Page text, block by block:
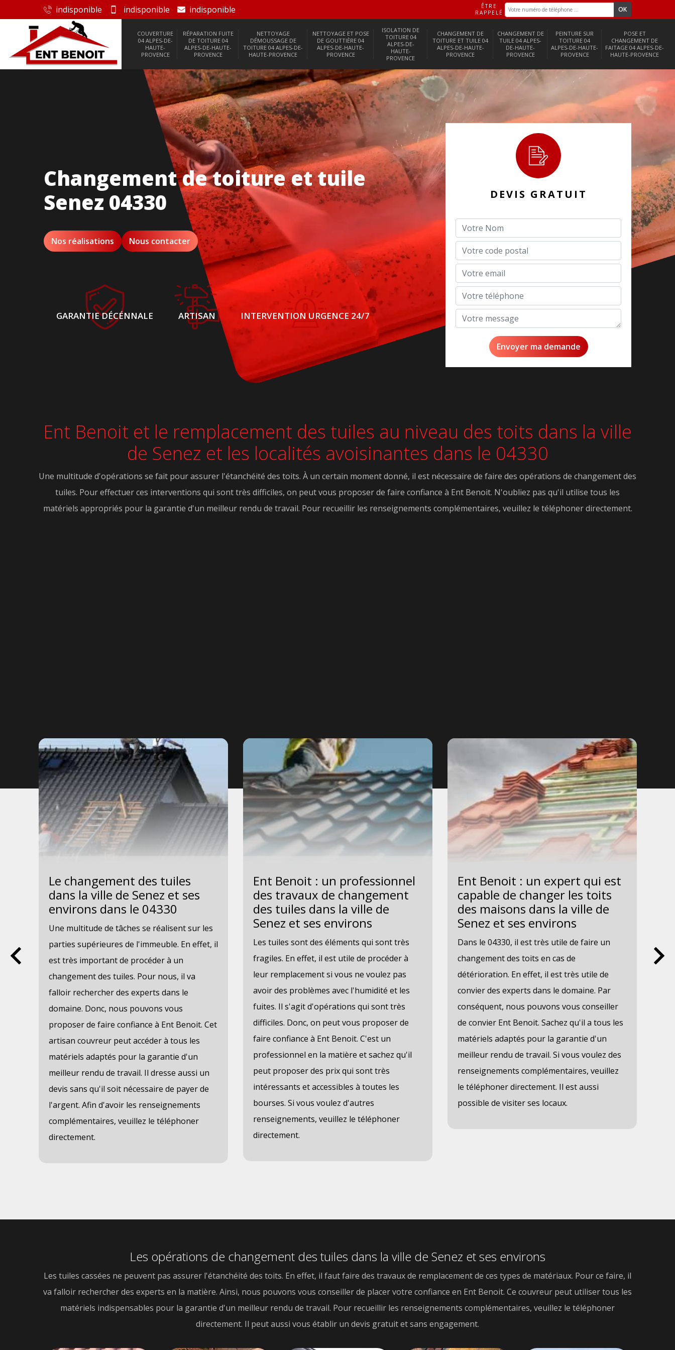
indisponible indisponible indisponible
ÊTRE
RAPPELÉ
COUVERTURE
04 ALPES-DE-
HAUTE-
PROVENCE
RÉPARATION FUITE
DE TOITURE 04
ALPES-DE-HAUTE-
PROVENCE
NETTOYAGE
DÉMOUSSAGE DE
TOITURE 04 ALPES-DE-
HAUTE-PROVENCE
NETTOYAGE ET POSE
DE GOUTTIÈRE 04
ALPES-DE-HAUTE-
PROVENCE
ISOLATION DE
TOITURE 04
ALPES-DE-
HAUTE-
PROVENCE
CHANGEMENT DE
TOITURE ET TUILE 04
ALPES-DE-HAUTE-
PROVENCE
CHANGEMENT DE
TUILE 04 ALPES-
DE-HAUTE-
PROVENCE
PEINTURE SUR
TOITURE 04
ALPES-DE-HAUTE-
PROVENCE
POSE ET
CHANGEMENT DE
FAITAGE 04 ALPES-DE-
HAUTE-PROVENCE
Changement de toiture et tuile
Senez 04330
Nos réalisations Nous contacter
GARANTIE DÉCÉNNALE ARTISAN INTERVENTION URGENCE 24/7
DEVIS GRATUIT
Ent Benoit et le remplacement des tuiles au niveau des toits dans la ville
de Senez et les localités avoisinantes dans le 04330
Une multitude d'opérations se fait pour assurer l'étanchéité des toits. À un certain moment donné, il est nécessaire de faire des opérations de changement des
tuiles. Pour effectuer ces interventions qui sont très difficiles, on peut vous proposer de faire confiance à Ent Benoit. N'oubliez pas qu'il utilise tous les
matériels appropriés pour la garantie d'un meilleur rendu de travail. Pour recueillir les renseignements complémentaires, veuillez le téléphoner directement.
Le changement des tuiles
dans la ville de Senez et ses
environs dans le 04330
Une multitude de tâches se réalisent sur les
parties supérieures de l'immeuble. En effet, il
est très important de procéder à un
changement des tuiles. Pour nous, il va
falloir rechercher des experts dans le
domaine. Donc, nous pouvons vous
proposer de faire confiance à Ent Benoit. Cet
artisan couvreur peut accéder à tous les
matériels adaptés pour la garantie d'un
meilleur rendu de travail. Il dresse aussi un
devis sans qu'il soit nécessaire de payer de
l'argent. Afin d'avoir les renseignements
complémentaires, veuillez le téléphoner
directement.
Ent Benoit : un professionnel
des travaux de changement
des tuiles dans la ville de
Senez et ses environs
Les tuiles sont des éléments qui sont très
fragiles. En effet, il est utile de procéder à
leur remplacement si vous ne voulez pas
avoir des problèmes avec l'humidité et les
fuites. Il s'agit d'opérations qui sont très
difficiles. Donc, on peut vous proposer de
faire confiance à Ent Benoit. C'est un
professionnel en la matière et sachez qu'il
peut proposer des prix qui sont très
intéressants et accessibles à toutes les
bourses. Si vous voulez d'autres
renseignements, veuillez le téléphoner
directement.
Ent Benoit : un expert qui est
capable de changer les toits
des maisons dans la ville de
Senez et ses environs
Dans le 04330, il est très utile de faire un
changement des toits en cas de
détérioration. En effet, il est très utile de
convier des experts dans le domaine. Par
conséquent, nous pouvons vous conseiller
de convier Ent Benoit. Sachez qu'il a tous les
matériels adaptés pour la garantie d'un
meilleur rendu de travail. Si vous voulez des
renseignements complémentaires, veuillez
le téléphoner directement. Il est aussi
possible de visiter ses locaux.
Les opérations de changement des tuiles dans la ville de Senez et ses environs
Les tuiles cassées ne peuvent pas assurer l'étanchéité des toits. En effet, il faut faire des travaux de remplacement de ces types de matériaux. Pour ce faire, il
va falloir rechercher des experts en la matière. Ainsi, nous pouvons vous conseiller de placer votre confiance en Ent Benoit. Ce couvreur peut utiliser tous les
matériels indispensables pour la garantie d'un meilleur rendu de travail. Pour recueillir les renseignements complémentaires, veuillez le téléphoner
directement. Il peut aussi vous établir un devis gratuit et sans engagement.